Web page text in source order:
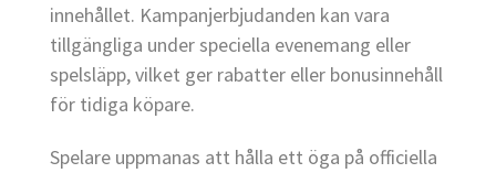
innehållet. Kampanjerbjudanden kan vara
tillgängliga under speciella evenemang eller
spelsläpp, vilket ger rabatter eller bonusinnehåll
för tidiga köpare.
Spelare uppmanas att hålla ett öga på officiella